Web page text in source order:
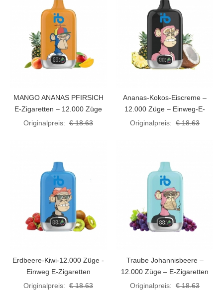
MANGO ANANAS PFIRSICH
E-Zigaretten – 12.000 Züge
Originalpreis: € 18.63
Ananas-Kokos-Eiscreme –
12.000 Züge – Einweg-E-
Zigaretten
Originalpreis: € 18.63
Erdbeere-Kiwi-12.000 Züge -
Einweg E-Zigaretten
Originalpreis: € 18.63
Traube Johannisbeere –
12.000 Züge – E-Zigaretten
Originalpreis: € 18.63